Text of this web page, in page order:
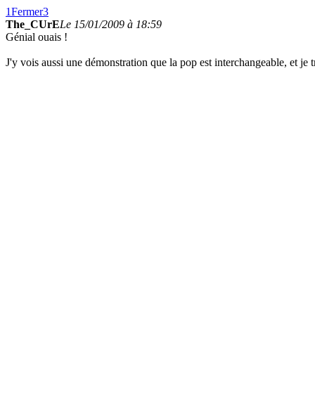
1Fermer3
The_CUrELe 15/01/2009 à 18:59
Génial ouais !
J'y vois aussi une démonstration que la pop est interchangeable, et je